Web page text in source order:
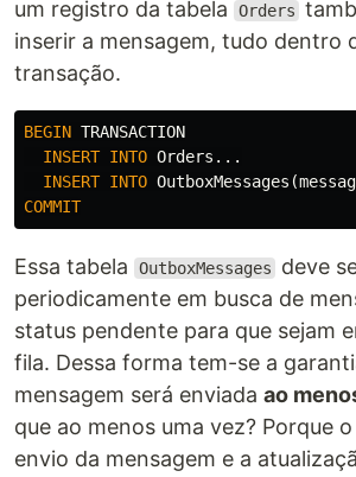
um registro da tabela Orders
inserir a mensagem, tudo dentro
transação.
BEGIN TRANSACTION
INSERT INTO Orders ...
INSERT INTO OutboxMessages (
COMMIT
Essa tabela OutboxMessages
deve
periodicamente em busca de
status pendente para que sejam
fila. Dessa forma tem-se a
mensagem será enviada ao
que ao menos uma vez? Porque
envio da mensagem e a